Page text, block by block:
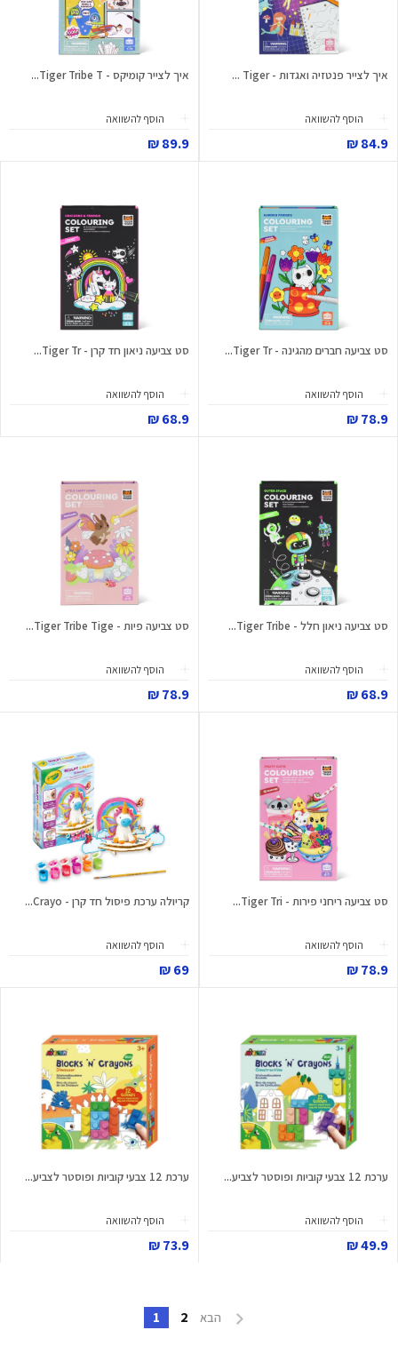
איך לצייר פנטזיה ואגדות - Tiger ...
הוסף להשוואה
84.9 ₪
איך לצייר קומיקס - Tiger Tribe T...
הוסף להשוואה
89.9 ₪
סט צביעה חברים מהגינה - Tiger Tr...
הוסף להשוואה
78.9 ₪
סט צביעה ניאון חד קרן - Tiger Tr...
הוסף להשוואה
68.9 ₪
סט צביעה ניאון חלל - Tiger Tribe...
הוסף להשוואה
68.9 ₪
סט צביעה פיות - Tiger Tribe Tige...
הוסף להשוואה
78.9 ₪
סט צביעה ריחני פירות - Tiger Tri...
הוסף להשוואה
78.9 ₪
קריולה ערכת פיסול חד קרן - Crayo...
הוסף להשוואה
69 ₪
ערכת 12 צבעי קוביות ופוסטר לצביע...
הוסף להשוואה
49.9 ₪
ערכת 12 צבעי קוביות ופוסטר לצביע...
הוסף להשוואה
73.9 ₪
הבא 2
1